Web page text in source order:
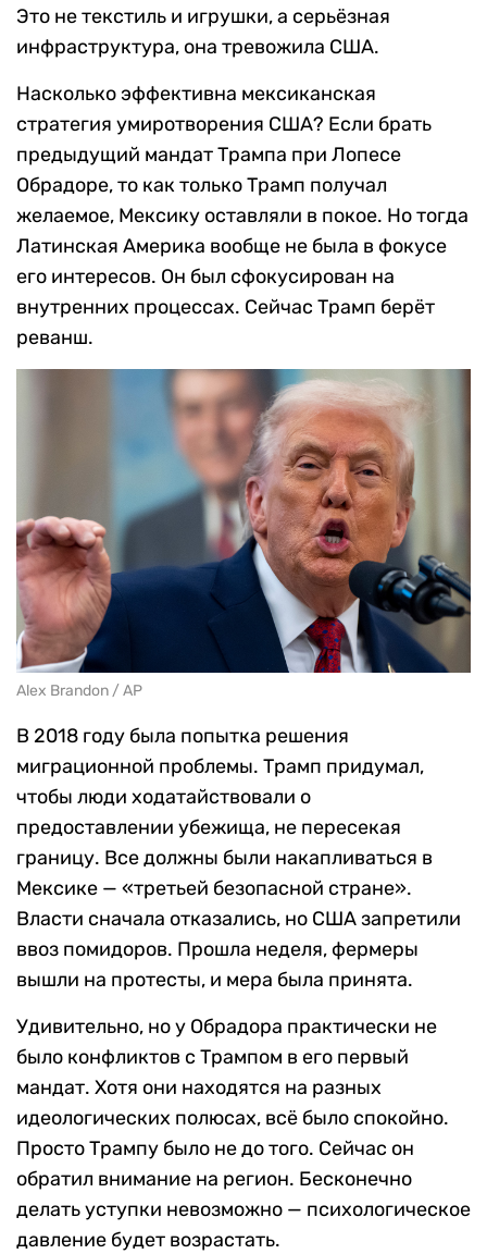
Это не текстиль и игрушки, а серьёзная
инфраструктура, она тревожила США.
Насколько эффективна мексиканская
стратегия умиротворения США? Если брать
предыдущий мандат Трампа при Лопесе
Обрадоре, то как только Трамп получал
желаемое, Мексику оставляли в покое. Но тогда
Латинская Америка вообще не была в фокусе
его интересов. Он был сфокусирован на
внутренних процессах. Сейчас Трамп берёт
реванш.
Alex Brandon / AP
В 2018 году была попытка решения
миграционной проблемы. Трамп придумал,
чтобы люди ходатайствовали о
предоставлении убежища, не пересекая
границу. Все должны были накапливаться в
Мексике — «третьей безопасной стране».
Власти сначала отказались, но США запретили
ввоз помидоров. Прошла неделя, фермеры
вышли на протесты, и мера была принята.
Удивительно, но у Обрадора практически не
было конфликтов с Трампом в его первый
мандат. Хотя они находятся на разных
идеологических полюсах, всё было спокойно.
Просто Трампу было не до того. Сейчас он
обратил внимание на регион. Бесконечно
делать уступки невозможно — психологическое
давление будет возрастать.